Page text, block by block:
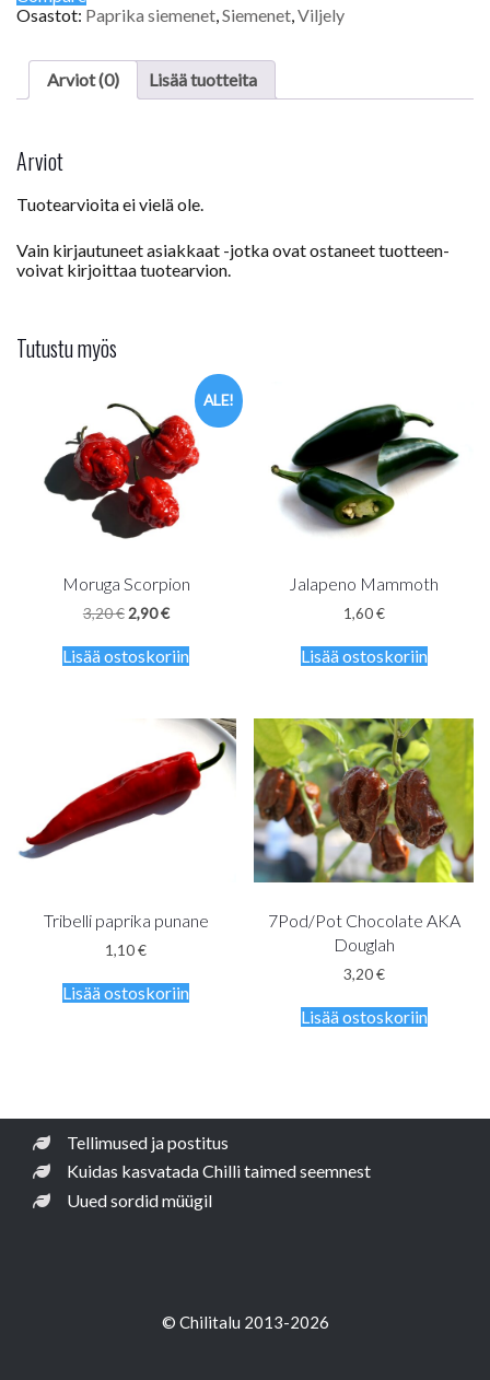
Osastot: Paprika siemenet,Siemenet,Viljely
Arviot (0) Lisää tuotteita
Arviot
Tuotearvioita ei vielä ole.
Vain kirjautuneet asiakkaat -jotka ovat ostaneet tuotteen-
voivat kirjoittaa tuotearvion.
Tutustu myös
ALE!
Moruga Scorpion
3,20€ Alkuperäinen
oli:
3,20 €.
2,90€Nykyinen
on:
2,90 €.
Lisää ostoskoriin
Jalapeno Mammoth
1,60€
Lisää ostoskoriin
Tribelli paprika punane
1,10€
Lisää ostoskoriin
7Pod/Pot Chocolate AKA
Douglah
3,20€
Lisää ostoskoriin
Tellimused ja postitus
Kuidas kasvatada Chilli taimed seemnest
Uued sordid müügil
© Chilitalu 2013-2026